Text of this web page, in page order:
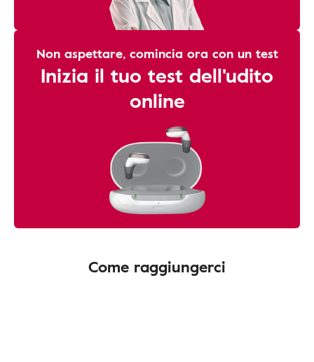
Non aspettare, comincia ora con un test
Inizia il tuo test dell'udito
online
Come raggiungerci